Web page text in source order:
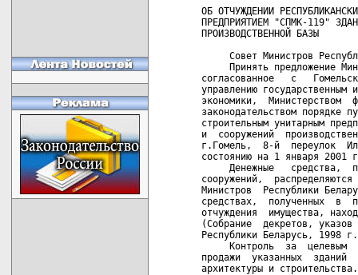
ОБ ОТЧУЖДЕНИИ
ПРЕДПРИЯТИЕМ "СПМК-119"
ПРОИЗВОДСТВЕННОЙ БАЗЫ
Совет Министров
Принять предложение
согласованное   с
управлению государственным
экономики,  Министерством
законодательством порядке
строительным унитарным
и  сооружений
г.Гомель,  8-й  переулок
состоянию на 1 января 2001
Денежные   средства,
сооружений,
Министров  Республики
средствах,  полученных  в
отчуждения  имущества,
(Собрание  декретов, указов
Республики Беларусь,
Контроль  за  целевым
продажи  указанных  зданий
архитектуры и строительства.